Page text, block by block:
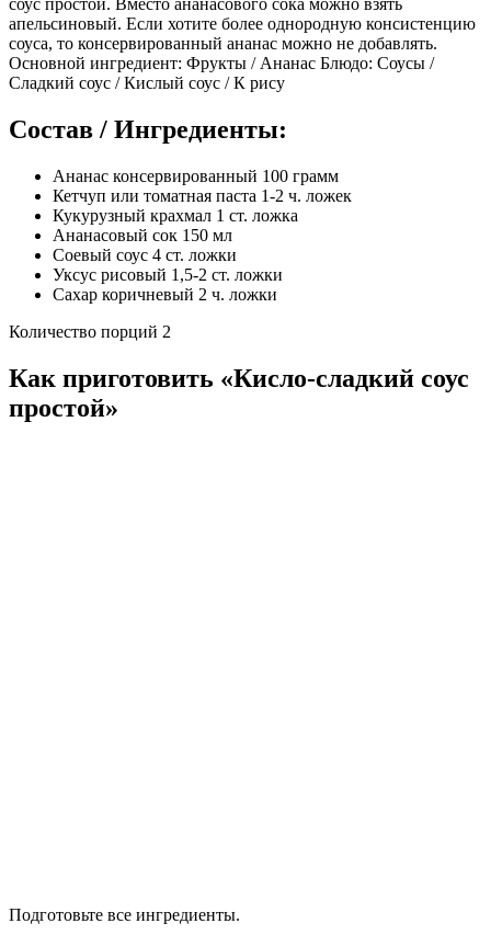
соус простой. Вместо ананасового сока можно взять
апельсиновый. Если хотите более однородную консистенцию
соуса, то консервированный ананас можно не добавлять.
Основной ингредиент: Фрукты / Ананас Блюдо: Соусы /
Сладкий соус / Кислый соус / К рису
Состав / Ингредиенты:
Ананас консервированный 100 грамм
Кетчуп или томатная паста 1-2 ч. ложек
Кукурузный крахмал 1 ст. ложка
Ананасовый сок 150 мл
Соевый соус 4 ст. ложки
Уксус рисовый 1,5-2 ст. ложки
Сахар коричневый 2 ч. ложки
Количество порций 2
Как приготовить «Кисло-сладкий соус
простой»
Подготовьте все ингредиенты.